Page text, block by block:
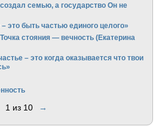
семью, а государство Он не
это быть частью единого целого»
стояния — вечность (Екатерина
– это когда оказывается что твои
1 из 10 →